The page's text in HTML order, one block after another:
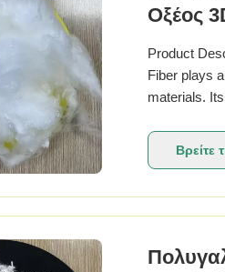
Οξέος
Product
Fiber plays
materials.
Βρείτε